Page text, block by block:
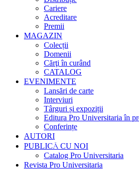
Cariere
Acreditare
Premii
MAGAZIN
Colecții
Domenii
Cărţi în curând
CATALOG
EVENIMENTE
Lansări de carte
Interviuri
Târguri și expoziții
Editura Pro Universitaria în
Conferințe
AUTORI
PUBLICĂ CU NOI
Catalog Pro Universitaria
Revista Pro Universitaria